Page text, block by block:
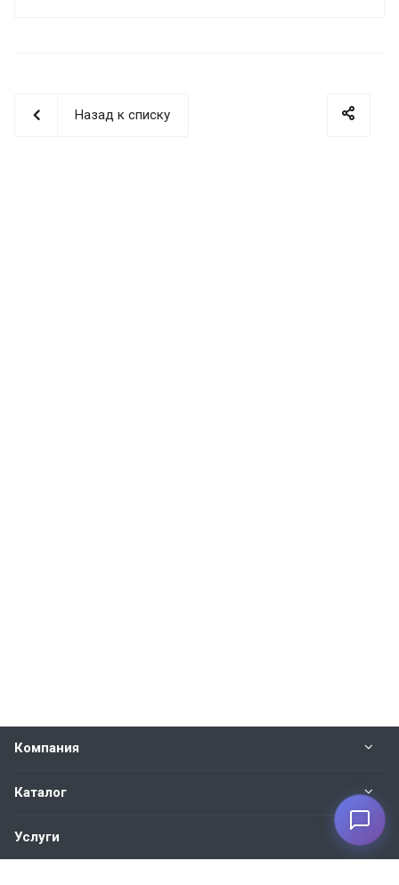
Назад к списку
Компания
Каталог
Услуги